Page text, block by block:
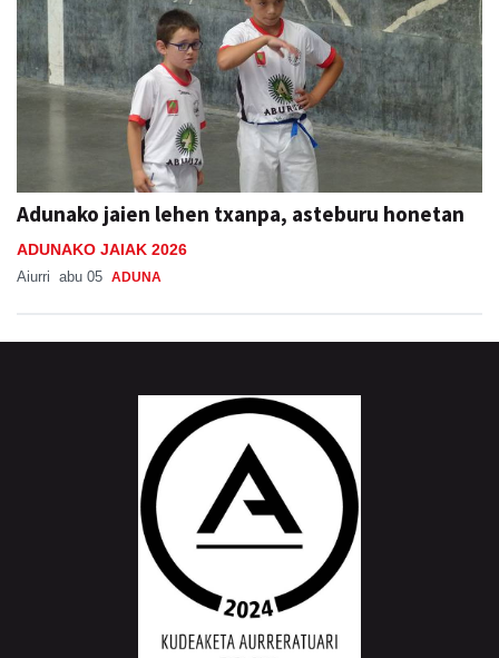
Adunako jaien lehen txanpa, asteburu honetan
ADUNAKO JAIAK 2026
Aiurri abu 05 ADUNA